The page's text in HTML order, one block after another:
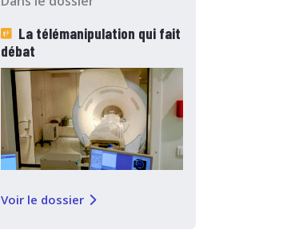
La télémanipulation qui fait
débat
Voir le dossier